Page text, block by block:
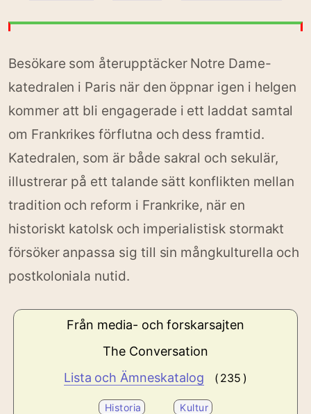
Besökare som återupptäcker Notre Dame-
katedralen i Paris när den öppnar igen i helgen
kommer att bli engagerade i ett laddat samtal
om Frankrikes förflutna och dess framtid.
Katedralen, som är både sakral och sekulär,
illustrerar på ett talande sätt konflikten mellan
tradition och reform i Frankrike, när en
historiskt katolsk och imperialistisk stormakt
försöker anpassa sig till sin mångkulturella och
postkoloniala nutid.
Från media- och forskarsajten
The Conversation
Lista och Ämneskatalog
( 235 )
Historia Kultur